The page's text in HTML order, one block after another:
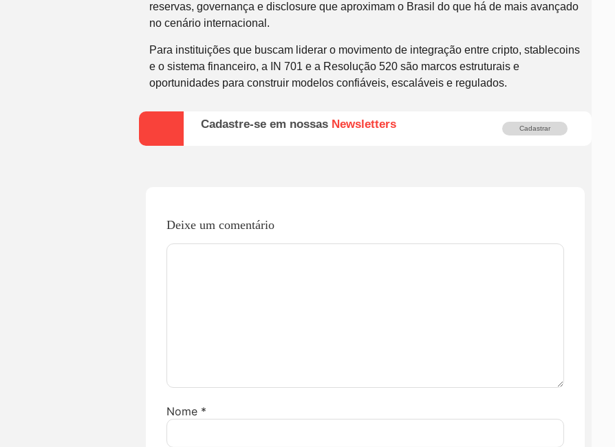
reservas, governança e disclosure que aproximam o Brasil do que há de mais avançado
no cenário internacional.
Para instituições que buscam liderar o movimento de integração entre cripto, stablecoins
e o sistema financeiro, a IN 701 e a Resolução 520 são marcos estruturais e
oportunidades para construir modelos confiáveis, escaláveis e regulados.
Cadastre-se em nossas Newsletters Cadastrar
Deixe um comentário
Nome *